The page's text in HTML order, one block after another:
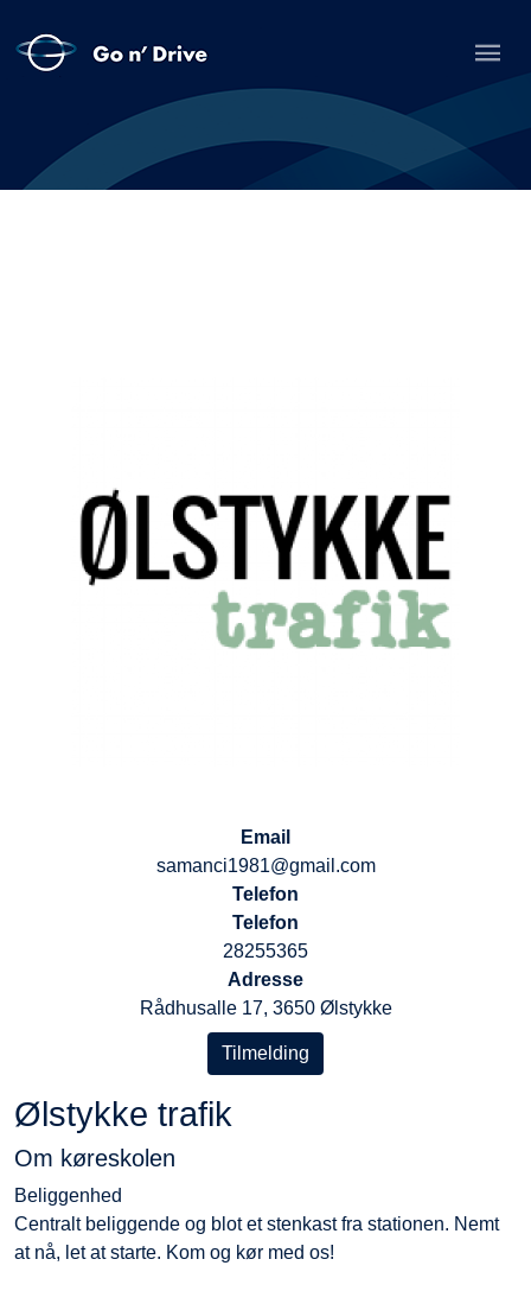
Email
samanci1981@gmail.com
Telefon
Telefon
28255365
Adresse
Rådhusalle 17, 3650 Ølstykke
Tilmelding
Ølstykke trafik
Om køreskolen
Beliggenhed
Centralt beliggende og blot et stenkast fra stationen. Nemt
at nå, let at starte. Kom og kør med os!